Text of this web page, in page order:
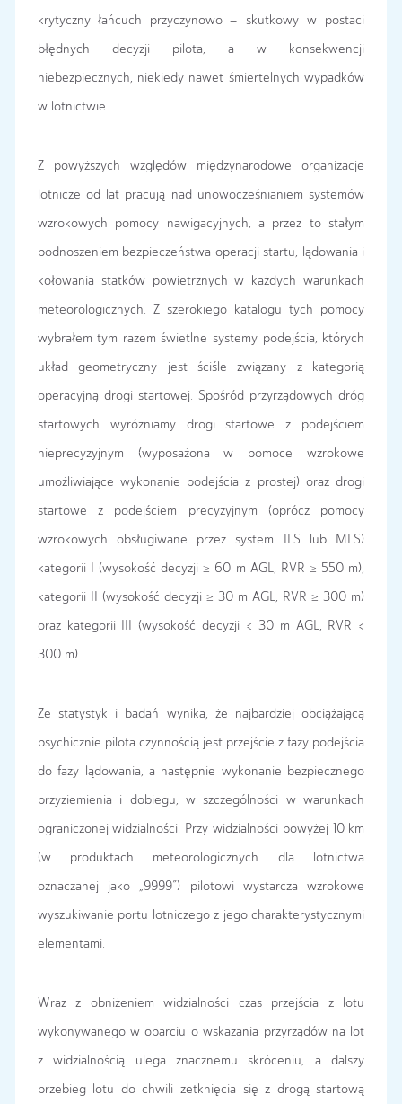
krytyczny łańcuch przyczynowo – skutkowy w postaci
błędnych decyzji pilota, a w konsekwencji
niebezpiecznych, niekiedy nawet śmiertelnych wypadków
w lotnictwie.
Z powyższych względów międzynarodowe organizacje
lotnicze od lat pracują nad unowocześnianiem systemów
wzrokowych pomocy nawigacyjnych, a przez to stałym
podnoszeniem bezpieczeństwa operacji startu, lądowania i
kołowania statków powietrznych w każdych warunkach
meteorologicznych. Z szerokiego katalogu tych pomocy
wybrałem tym razem świetlne systemy podejścia, których
układ geometryczny jest ściśle związany z kategorią
operacyjną drogi startowej. Spośród przyrządowych dróg
startowych wyróżniamy drogi startowe z podejściem
nieprecyzyjnym (wyposażona w pomoce wzrokowe
umożliwiające wykonanie podejścia z prostej) oraz drogi
startowe z podejściem precyzyjnym (oprócz pomocy
wzrokowych obsługiwane przez system ILS lub MLS)
kategorii I (wysokość decyzji ≥ 60 m AGL, RVR ≥ 550 m),
kategorii II (wysokość decyzji ≥ 30 m AGL, RVR ≥ 300 m)
oraz kategorii III (wysokość decyzji < 30 m AGL, RVR <
300 m).
Ze statystyk i badań wynika, że najbardziej obciążającą
psychicznie pilota czynnością jest przejście z fazy podejścia
do fazy lądowania, a następnie wykonanie bezpiecznego
przyziemienia i dobiegu, w szczególności w warunkach
ograniczonej widzialności. Przy widzialności powyżej 10 km
(w produktach meteorologicznych dla lotnictwa
oznaczanej jako „9999”) pilotowi wystarcza wzrokowe
wyszukiwanie portu lotniczego z jego charakterystycznymi
elementami.
Wraz z obniżeniem widzialności czas przejścia z lotu
wykonywanego w oparciu o wskazania przyrządów na lot
z widzialnością ulega znacznemu skróceniu, a dalszy
przebieg lotu do chwili zetknięcia się z drogą startową